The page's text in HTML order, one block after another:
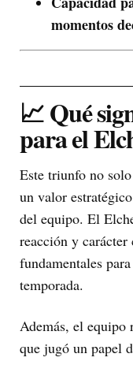
momentos
📈 Qué
para el
Este triunfo no
un valor
del equipo. El
reacción y
fundamentales
temporada.
Además, el equipo
que jugó un papel